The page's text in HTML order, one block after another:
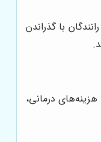
با گذراندن
درمانی،